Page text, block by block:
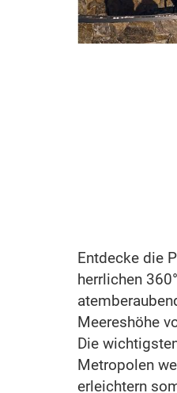
Entdecke die
herrlichen
Meereshöhe
Die
Metropolen
erleichtern